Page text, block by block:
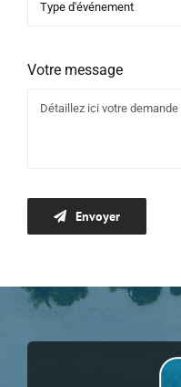
Votre message
Envoyer